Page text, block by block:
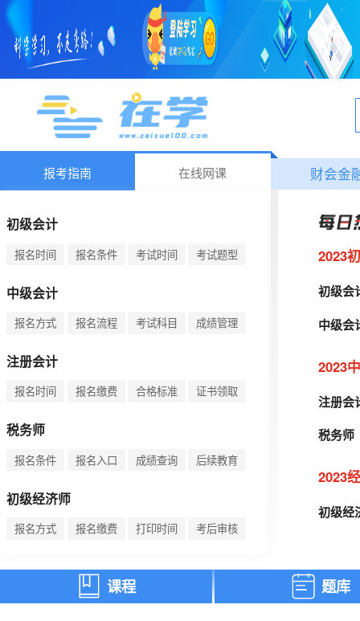
报考指南 在线网课
初级会计
报名时间 报名条件 考试时间 考试题型
中级会计
报名方式 报名流程 考试科目 成绩管理
注册会计
报名时间 报名缴费 合格标准 证书领取
税务师
报名条件 报名入口 成绩查询 后续教育
初级经济师
报名方式 报名缴费 打印时间 考后审核
中级经济师
报名方式 合格标准 成绩管理
财会金
2023
初级会
中级会
2023
注册会
税务师
2023
初级经
课程 题库